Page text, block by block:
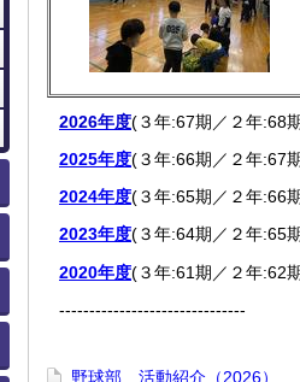
2026年度(３年:67期／２年:68
2025年度(３年:66期／２年:67
2024年度(３年:65期／２年:66
2023年度(３年:64期／２年:65
2020年度(３年:61期／２年:62
-------------------------------
野球部 活動紹介（2026）